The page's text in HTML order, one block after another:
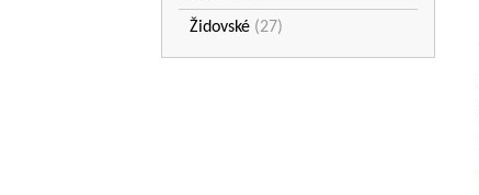
Židovské (27)